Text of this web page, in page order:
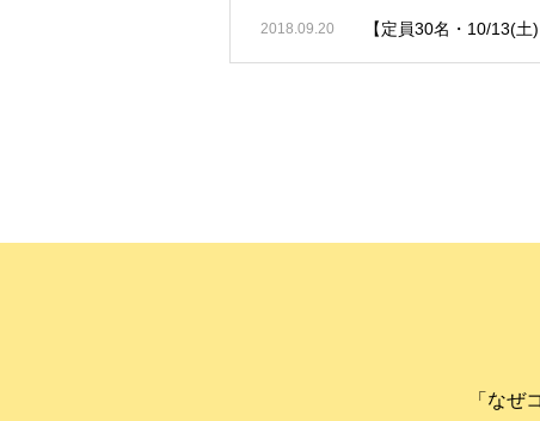
2018.09.20 【定員30名・10/13(
「なぜ